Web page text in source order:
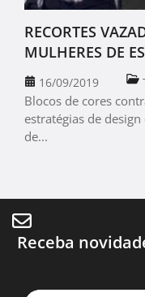
RECORTES
MULHERES DE
16/09/2019
Blocos de cores
estratégias de
de...
Receba